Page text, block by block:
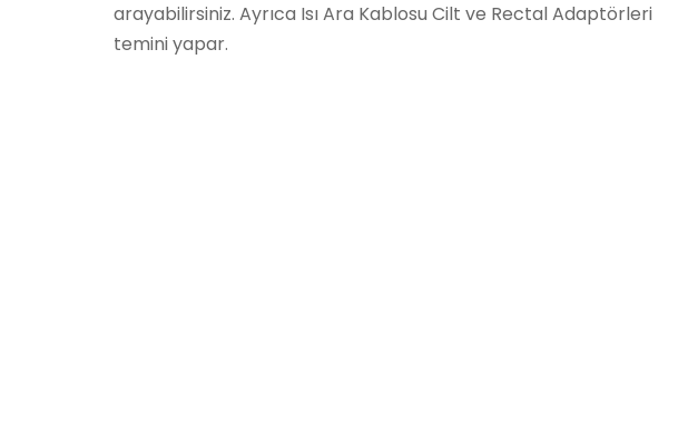
arayabilirsiniz. Ayrıca Isı Ara Kablosu Cilt ve Rectal Adaptörleri
temini yapar.